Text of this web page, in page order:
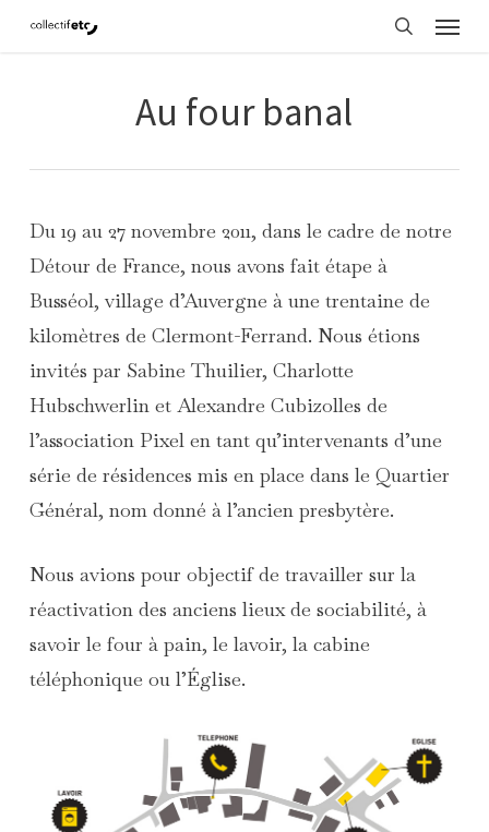
Menu
Au four banal
Du 19 au 27 novembre 2011, dans le cadre de notre
Détour de France, nous avons fait étape à
Busséol, village d’Auvergne à une trentaine de
kilomètres de Clermont-Ferrand. Nous étions
invités par Sabine Thuilier, Charlotte
Hubschwerlin et Alexandre Cubizolles de
l’association Pixel en tant qu’intervenants d’une
série de résidences mis en place dans le Quartier
Général, nom donné à l’ancien presbytère.
Nous avions pour objectif de travailler sur la
réactivation des anciens lieux de sociabilité, à
savoir le four à pain, le lavoir, la cabine
téléphonique ou l’Église.